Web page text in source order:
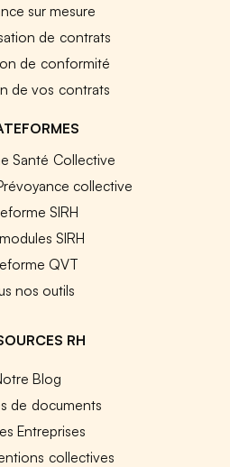
sur mesure
de contrats
de conformité
de vos contrats
Santé Collective
collective
SIRH
SIRH
QVT
nos outils
RH
Blog
de documents
Entreprises
collectives